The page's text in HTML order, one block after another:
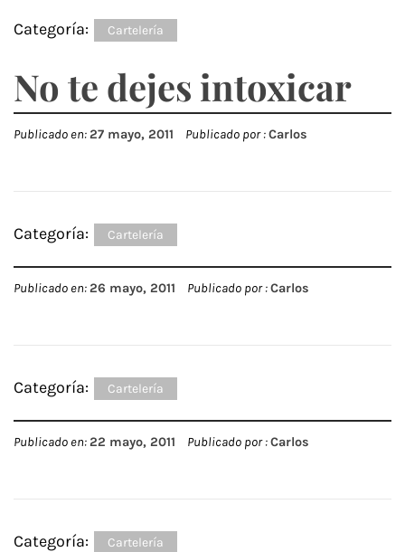
Categoría: Cartelería
No te dejes intoxicar
Publicado en:27 mayo, 2011 Publicado por :Carlos
Categoría: Cartelería
Publicado en:26 mayo, 2011 Publicado por :Carlos
Categoría: Cartelería
Publicado en:22 mayo, 2011 Publicado por :Carlos
Categoría: Cartelería